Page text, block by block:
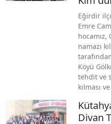
Eğirdir
Emre
hocamız,
namazı
Köyü
tehdit ve
kılması
Divan